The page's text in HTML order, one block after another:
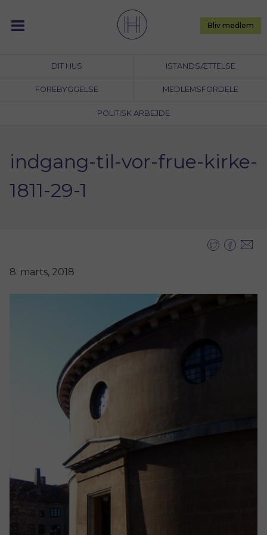
content
DIT HUS ISTANDSÆTTELSE
FOREBYGGELSE MEDLEMSFORDELE
POLITISK ARBEJDE
Bliv medlem
indgang-til-vor-frue-kirke-
1811-29-1
8. marts, 2018